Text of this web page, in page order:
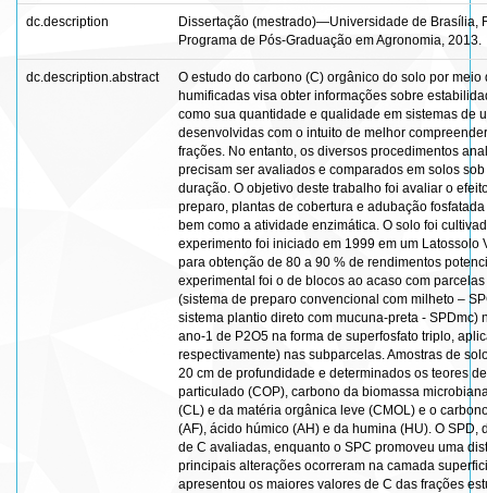
dc.description
Dissertação (mestrado)—Universidade de Brasília,
Programa de Pós-Graduação em Agronomia, 2013.
dc.description.abstract
O estudo do carbono (C) orgânico do solo por
humificadas visa obter informações sobre
como sua quantidade e qualidade em sistemas de
desenvolvidas com o intuito de melhor
frações. No entanto, os diversos procedimentos
precisam ser avaliados e comparados em solos
duração. O objetivo deste trabalho foi avaliar o
preparo, plantas de cobertura e adubação
bem como a atividade enzimática. O solo foi
experimento foi iniciado em 1999 em um
para obtenção de 80 a 90 % de rendimentos
experimental foi o de blocos ao acaso com
(sistema de preparo convencional com milheto –
sistema plantio direto com mucuna-preta -
ano-1 de P2O5 na forma de superfosfato triplo,
respectivamente) nas subparcelas. Amostras de
20 cm de profundidade e determinados os teores
particulado (COP), carbono da biomassa
(CL) e da matéria orgânica leve (CMOL) e o
(AF), ácido húmico (AH) e da humina (HU). O
de C avaliadas, enquanto o SPC promoveu uma
principais alterações ocorreram na camada
apresentou os maiores valores de C das frações